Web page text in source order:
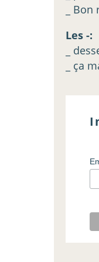
_
Les -:
_
_ ça